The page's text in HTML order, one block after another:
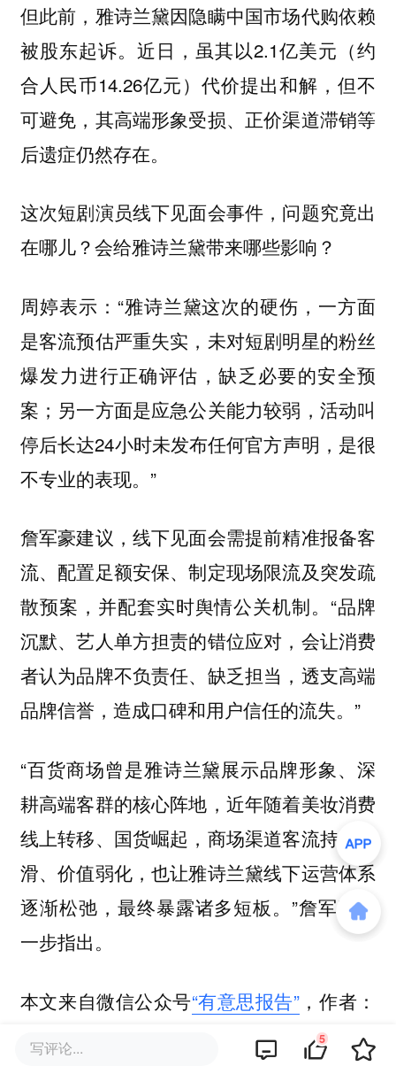
但此前，雅诗兰黛因隐瞒中国市场代购依赖
被股东起诉。近日，虽其以2.1亿美元（约
合人民币14.26亿元）代价提出和解，但不
可避免，其高端形象受损、正价渠道滞销等
后遗症仍然存在。
这次短剧演员线下见面会事件，问题究竟出
在哪儿？会给雅诗兰黛带来哪些影响？
周婷表示：“雅诗兰黛这次的硬伤，一方面
是客流预估严重失实，未对短剧明星的粉丝
爆发力进行正确评估，缺乏必要的安全预
案；另一方面是应急公关能力较弱，活动叫
停后长达24小时未发布任何官方声明，是很
不专业的表现。”
詹军豪建议，线下见面会需提前精准报备客
流、配置足额安保、制定现场限流及突发疏
散预案，并配套实时舆情公关机制。“品牌
沉默、艺人单方担责的错位应对，会让消费
者认为品牌不负责任、缺乏担当，透支高端
品牌信誉，造成口碑和用户信任的流失。”
“百货商场曾是雅诗兰黛展示品牌形象、深
耕高端客群的核心阵地，近年随着美妆消费
线上转移、国货崛起，商场渠道客流持续下
滑、价值弱化，也让雅诗兰黛线下运营体系
逐渐松弛，最终暴露诸多短板。”詹军豪进
一步指出。
本文来自微信公众号“有意思报告”，作者：
写评论... 5